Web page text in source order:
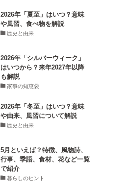
2026年「夏至」はいつ？意味
や風習、食べ物を解説
歴史と由来
2026年「シルバーウィーク」
はいつから？来年2027年以降
も解説
家事の知恵袋
2026年「冬至」はいつ？意味
や由来、風習について解説
歴史と由来
5月といえば？特徴、風物詩、
行事、季語、食材、花など一覧
で紹介
暮らしのヒント